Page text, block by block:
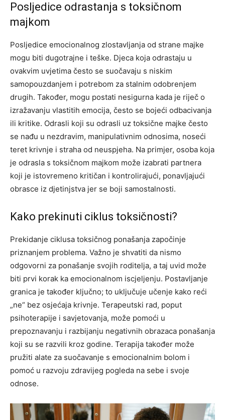
Posljedice odrastanja s toksičnom
majkom
Posljedice emocionalnog zlostavljanja od strane majke
mogu biti dugotrajne i teške. Djeca koja odrastaju u
ovakvim uvjetima često se suočavaju s niskim
samopouzdanjem i potrebom za stalnim odobrenjem
drugih. Također, mogu postati nesigurna kada je riječ o
izražavanju vlastitih emocija, često se bojeći odbacivanja
ili kritike. Odrasli koji su odrasli uz toksične majke često
se nađu u nezdravim, manipulativnim odnosima, noseći
teret krivnje i straha od neuspjeha. Na primjer, osoba koja
je odrasla s toksičnom majkom može izabrati partnera
koji je istovremeno kritičan i kontrolirajući, ponavljajući
obrasce iz djetinjstva jer se boji samostalnosti.
Kako prekinuti ciklus toksičnosti?
Prekidanje ciklusa toksičnog ponašanja započinje
priznanjem problema. Važno je shvatiti da nismo
odgovorni za ponašanje svojih roditelja, a taj uvid može
biti prvi korak ka emocionalnom iscjeljenju. Postavljanje
granica je također ključno; to uključuje učenje kako reći
„ne“ bez osjećaja krivnje. Terapeutski rad, poput
psihoterapije i savjetovanja, može pomoći u
prepoznavanju i razbijanju negativnih obrazaca ponašanja
koji su se razvili kroz godine. Terapija također može
pružiti alate za suočavanje s emocionalnim bolom i
pomoć u razvoju zdravijeg pogleda na sebe i svoje
odnose.